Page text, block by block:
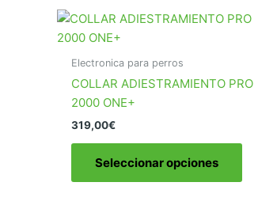
Electronica para perros
COLLAR ADIESTRAMIENTO PRO
2000 ONE+
319,00€
Seleccionar opciones
Este
tiene